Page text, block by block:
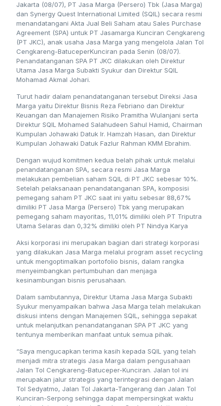
Jakarta (08/07), PT Jasa Marga (Persero) Tbk (Jasa Marga)
dan Synergy Quest International Limited (SQIL) secara resmi
menandatangani Akta Jual Beli Saham atau Sales Purchase
Agreement (SPA) untuk PT Jasamarga Kunciran Cengkareng
(PT JKC), anak usaha Jasa Marga yang mengelola Jalan Tol
Cengkareng-BatuceperKunciran pada Senin (08/07).
Penandatanganan SPA PT JKC dilakukan oleh Direktur
Utama Jasa Marga Subakti Syukur dan Direktur SQIL
Mohamad Akmal Johari.
Turut hadir dalam penandatanganan tersebut Direksi Jasa
Marga yaitu Direktur Bisnis Reza Febriano dan Direktur
Keuangan dan Manajemen Risiko Pramitha Wulanjani serta
Direktur SQIL Mohamed Salahudeen Sahul Hamid, Chairman
Kumpulan Johawaki Datuk Ir. Hamzah Hasan, dan Direktur
Kumpulan Johawaki Datuk Fazlur Rahman KMM Ebrahim.
Dengan wujud komitmen kedua belah pihak untuk melalui
penandatanganan SPA, secara resmi Jasa Marga
melakukan pembelian saham SQIL di PT JKC sebesar 10%.
Setelah pelaksanaan penandatanganan SPA, komposisi
pemegang saham PT JKC saat ini yaitu sebesar 88,67%
dimiliki PT Jasa Marga (Persero) Tbk yang merupakan
pemegang saham mayoritas, 11,01% dimiliki oleh PT Triputra
Utama Selaras dan 0,32% dimiliki oleh PT Nindya Karya
Aksi korporasi ini merupakan bagian dari strategi korporasi
yang dilakukan Jasa Marga melalui program asset recycling
untuk mengoptimalkan portofolio bisnis, dalam rangka
menyeimbangkan pertumbuhan dan menjaga
kesinambungan bisnis perusahaan.
Dalam sambutannya, Direktur Utama Jasa Marga Subakti
Syukur menyampaikan bahwa Jasa Marga telah melakukan
diskusi intens dengan Manajemen SQIL, sehingga sepakat
untuk melanjutkan penandatanganan SPA PT JKC yang
tentunya memberikan manfaat untuk semua pihak.
“Saya mengucapkan terima kasih kepada SQIL yang telah
menjadi mitra strategis Jasa Marga dalam pengusahaan
Jalan Tol Cengkareng-Batuceper-Kunciran. Jalan tol ini
merupakan jalur strategis yang terintegrasi dengan Jalan
Tol Sedyatmo, Jalan Tol Jakarta-Tangerang dan Jalan Tol
Kunciran-Serpong sehingga dapat mempersingkat waktu